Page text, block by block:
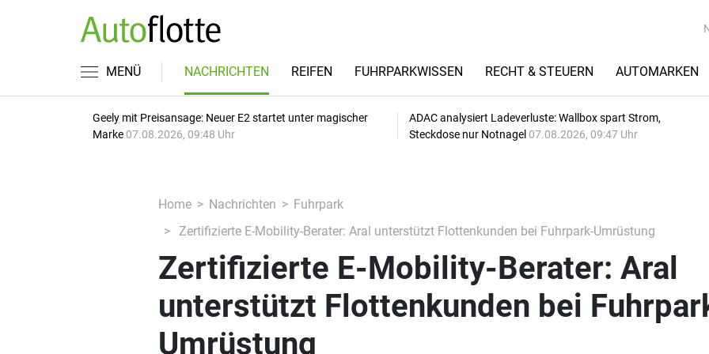
MENÜ NACHRICHTEN REIFEN FUHRPARKWISSEN RECHT & STEUERN AUTOMARKEN
Geely mit Preisansage: Neuer E2 startet unter magischer
Marke 07.08.2026, 09:48 Uhr
ADAC analysiert Ladeverluste: Wallbox spart Strom,
Steckdose nur Notnagel 07.08.2026, 09:47 Uhr
Home Nachrichten
Fuhrpark
Zertifizierte E-Mobility-Berater: Aral unterstützt Flottenkunden bei Fuhrpark-Umrüstung
Zertifizierte E-Mobility-Berater: Aral
unterstützt Flottenkunden bei
Umrüstung